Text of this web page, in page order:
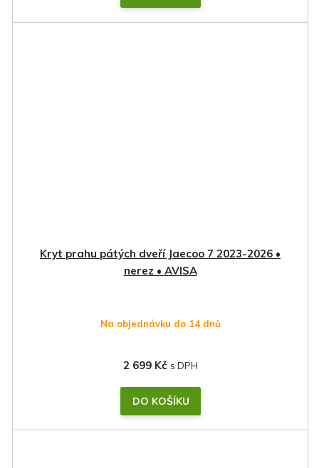
Kryt prahu pátých dveří Jaecoo 7 2023-2026 •
nerez • AVISA
Na objednávku do 14 dnů
2 699 Kč
DO KOŠÍKU